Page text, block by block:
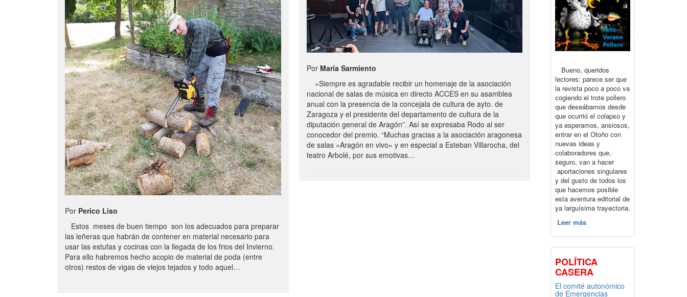
Por Perico Liso
Estos meses de buen tiempo son los adecuados para preparar
las leñeras que habrán de contener en material necesario para
usar las estufas y cocinas con la llegada de los frios del Invierno.
Para ello habremos hecho acopio de material de poda (entre
otros) restos de vigas de viejos tejados y todo aquel…
Por María Sarmiento
«Siempre es agradable recibir un homenaje de la asociación
nacional de salas de música en directo ACCES en su asamblea
anual con la presencia de la concejala de cultura de ayto. de
Zaragoza y el presidente del departamento de cultura de la
diputación general de Aragón”. Así se expresaba Rodo al ser
conocedor del premio. “Muchas gracias a la asociación aragonesa
de salas «Aragón en vivo» y en especial a Esteban Villarocha, del
teatro Arbolé, por sus emotivas…
Bueno, queridos
lectores: parece ser que
la revista poco a poco va
cogiendo el trote pollero
que deseábamos desde
que ocurrió el colapso y
ya esperamos, ansiosos,
entrar en el Otoño con
nuevas ideas y
colaboradores que,
seguro, van a hacer
aportaciones singulares
y del gusto de todos los
que hacemos posible
esta aventura editorial de
ya larguísima trayectoria.
Leer más
POLÍTICA
CASERA
El comité autonómico
de Emergencias